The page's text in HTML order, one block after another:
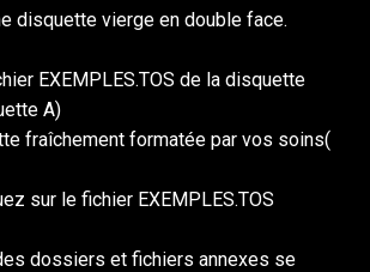
disquette vierge en double face.
EXEMPLES.TOS de la disquette
A)
fraîchement formatée par vos soins(
sur le fichier EXEMPLES.TOS
dossiers et fichiers annexes se